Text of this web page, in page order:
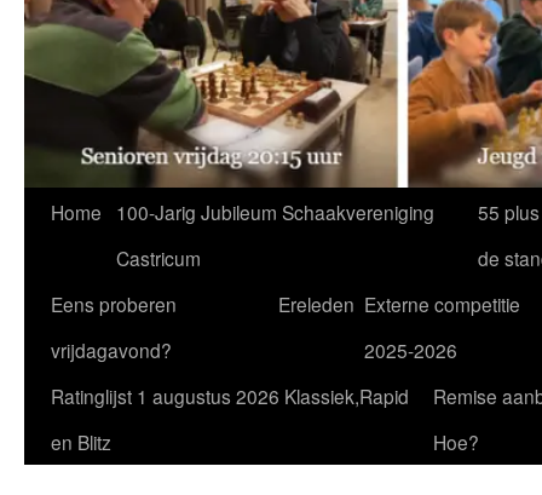
Home
100-Jarig Jubileum Schaakvereniging
Castricum
55
de
Eens proberen
vrijdagavond?
Ereleden Externe competitie
2025-2026
Ratinglijst 1 augustus 2026 Klassiek,Rapid
en Blitz
Remise
Hoe?